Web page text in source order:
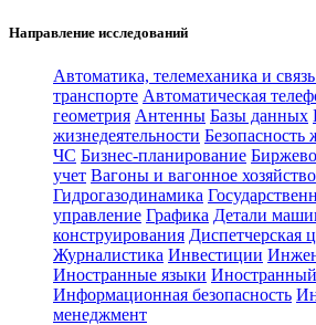
Направление исследований
Автоматика, телемеханика и
транспорте Автоматическая
геометрия Антенны Базы данных
жизнедеятельности Безопасность
ЧС Бизнес-планирование
учет Вагоны и вагонное хозяйство
Гидрогазодинамика
управление Графика Детали
конструирования Диспетчерская
Журналистика Инвестиции
Иностранные языки
Информационная безопасность
менеджмент